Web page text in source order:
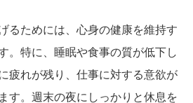
るためには、心身の健康を維持す
。特に、睡眠や食事の質が低下し
疲れが残り、仕事に対する意欲が
す。週末の夜にしっかりと休息を